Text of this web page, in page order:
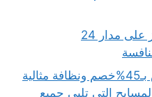
كهربائي منازل بالرياض..ممتاز على مدار 24
شركة تنظيف مسابح بالرياض بـ45%خصم ونظافة مثالية
التي تلبي جميع